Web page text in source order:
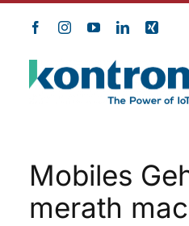
Mobiles
merath